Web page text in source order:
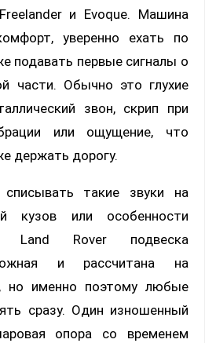
и Evoque. Машина
уверенно ехать по
подавать первые сигналы о
части. Обычно это глухие
звон, скрип при
или ощущение, что
держать дорогу.
такие звуки на
кузов или особенности
Land Rover подвеска
и рассчитана на
но именно поэтому любые
сразу. Один изношенный
опора со временем